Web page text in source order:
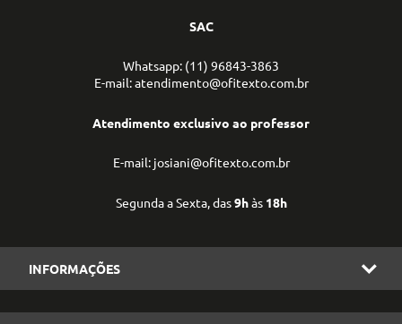
SAC
Whatsapp: (11) 96843-3863
E-mail: atendimento@ofitexto.com.br
Atendimento exclusivo ao professor
E-mail: josiani@ofitexto.com.br
Segunda a Sexta, das9hàs 18h
INFORMAÇÕES